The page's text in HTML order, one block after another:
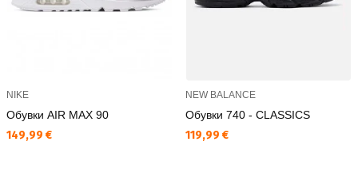
NIKE
Обувки AIR MAX 90
Текуща цена:
149,99 €
NEW BALANCE
Обувки 740 - CLASSICS
Текуща цена:
119,99 €